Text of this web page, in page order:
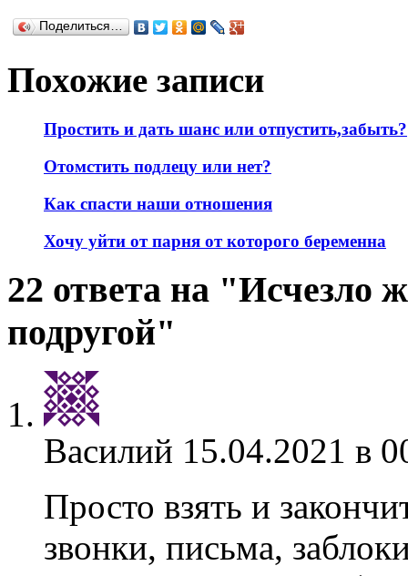
Поделиться…
Похожие записи
Простить и дать шанс или отпустить,забыть?
Отомстить подлецу или нет?
Как спасти наши отношения
Хочу уйти от парня от которого беременна
22 ответа на "Исчезло
подругой"
Василий 15.04.2021 в
Просто взять и
звонки, письма,